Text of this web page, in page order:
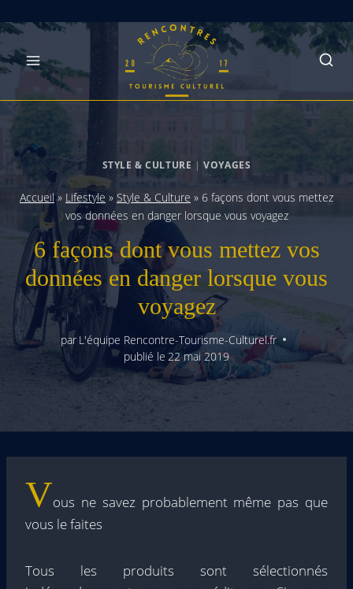
Skip
to
content
STYLE & CULTURE |VOYAGES
Accueil» Lifestyle » Style & Culture » 6 façons dont vous mettez
vos données en danger lorsque vous voyagez
6 façons dont vous mettez vos
données en danger lorsque vous
voyagez
par L'équipe Rencontre-Tourisme-Culturel.fr
publié le 22 mai 2019
Vous ne savez probablement même pas que
vous le faites
Tous les produits sont sélectionnés